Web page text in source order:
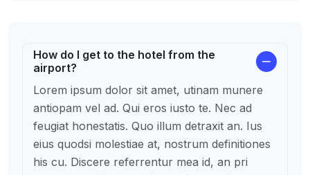
How do I get to the hotel from the
airport?
Lorem ipsum dolor sit amet, utinam munere
antiopam vel ad. Qui eros iusto te. Nec ad
feugiat honestatis. Quo illum detraxit an. Ius
eius quodsi molestiae at, nostrum definitiones
his cu. Discere referrentur mea id, an pri